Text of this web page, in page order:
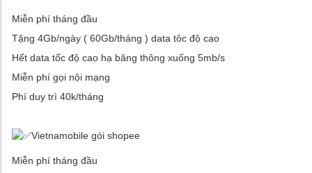
Miễn phí tháng đầu
Tặng 4Gb/ngày ( 60Gb/tháng ) data tôc độ cao
Hết data tốc độ cao hạ băng thông xuống 5mb/s
Miễn phí gọi nội mạng
Phí duy trì 40k/tháng
Vietnamobile gói shopee
Miễn phí tháng đầu